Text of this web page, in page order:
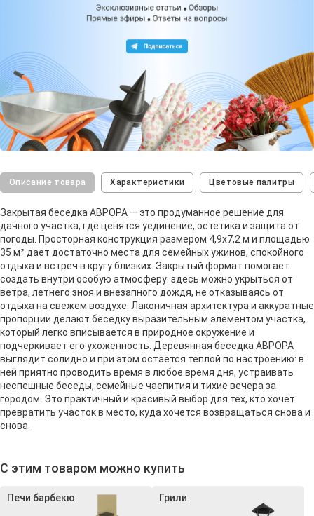
Описание товара Характеристики Цветовые палитры
Закрытая беседка АВРОРА — это продуманное решение для
дачного участка, где ценятся уединение, эстетика и защита от
погоды. Просторная конструкция размером 4,9х7,2 м и площадью
35 м² дает достаточно места для семейных ужинов, спокойного
отдыха и встреч в кругу близких. Закрытый формат помогает
создать внутри особую атмосферу: здесь можно укрыться от
ветра, летнего зноя и внезапного дождя, не отказываясь от
отдыха на свежем воздухе. Лаконичная архитектура и аккуратные
пропорции делают беседку выразительным элементом участка,
который легко вписывается в природное окружение и
подчеркивает его ухоженность. Деревянная беседка АВРОРА
выглядит солидно и при этом остается теплой по настроению: в
ней приятно проводить время в любое время дня, устраивать
неспешные беседы, семейные чаепития и тихие вечера за
городом. Это практичный и красивый выбор для тех, кто хочет
превратить участок в место, куда хочется возвращаться снова и
снова.
С этим товаром можно купить
Печи барбекю Грили